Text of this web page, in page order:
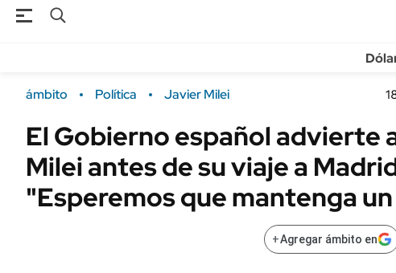
Campo
FINANZAS
Dólar
Sustentabilidad
Seguros
ENERGY REPORT
POLÍTICA
ámbito Política Javier Milei
El Gobierno español advierte
Milei antes de su viaje a
"Esperemos que mantenga
+Agregar ámbito en